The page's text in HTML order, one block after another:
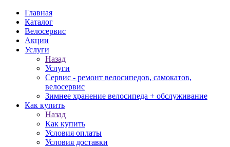
Главная
Каталог
Велосервис
Акции
Услуги
Назад
Услуги
Сервис - ремонт велосипедов, самокатов,
велосервис
Зимнее хранение велосипеда + обслуживание
Как купить
Назад
Как купить
Условия оплаты
Условия доставки